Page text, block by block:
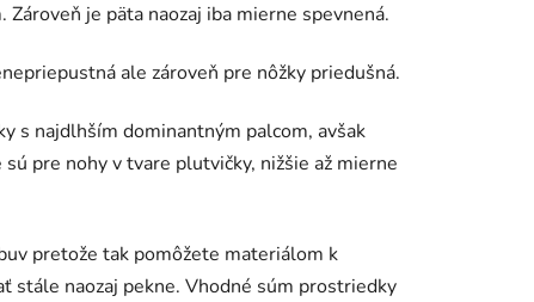
je päta naozaj iba mierne spevnená.
ale zároveň pre nôžky priedušná.
s najdlhším dominantným palcom, avšak
pre nohy v tvare plutvičky, nižšie až mierne
pretože tak pomôžete materiálom k
stále naozaj pekne. Vhodné súm prostriedky